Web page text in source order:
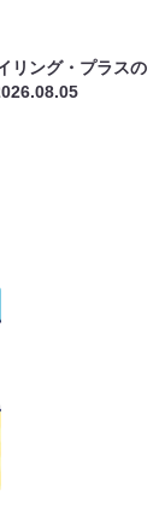
リング・プラスの